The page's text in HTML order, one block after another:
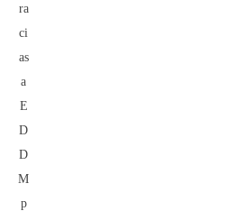
ra
ci
as
a
E
D
D
M
p